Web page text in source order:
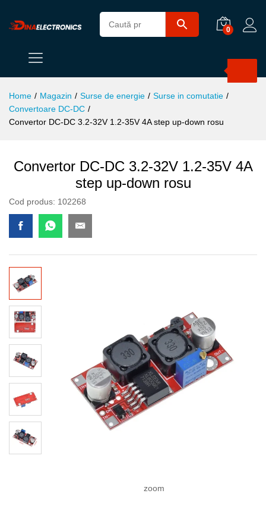
0
Home / Magazin / Surse de energie / Surse in comutatie /
Convertoare DC-DC /
Convertor DC-DC 3.2-32V 1.2-35V 4A step up-down rosu
Convertor DC-DC 3.2-32V 1.2-35V 4A
step up-down rosu
Cod produs: 102268
zoom